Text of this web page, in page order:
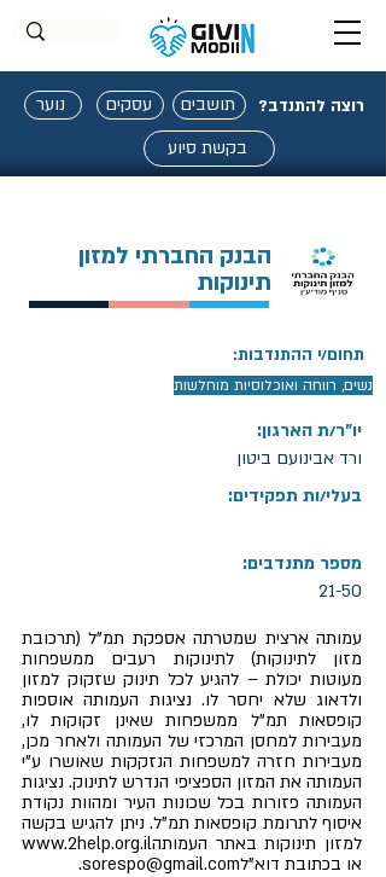
נוער עסקים תושבים רוצה להתנדב?
בקשת סיוע
הבנק החברתי למזון
תינוקות
תחום/י ההתנדבות:
נשים, רווחה ואוכלוסיות מוחלשות
יו"ר/ת הארגון:
ורד אבינועם ביטון
בעלי/ות תפקידים:
מספר מתנדבים:
21-50
עמותה ארצית שמטרתה אספקת תמ"ל (תרכובת
מזון לתינוקות) לתינוקות רעבים ממשפחות
מעוטות יכולת – להגיע לכל תינוק שזקוק למזון
ולדאוג שלא יחסר לו. נציגות העמותה אוספות
קופסאות תמ"ל ממשפחות שאינן זקוקות לו,
מעבירות למחסן המרכזי של העמותה ולאחר מכן,
מעבירות חזרה למשפחות הנזקקות שאושרו ע"י
העמותה את המזון הספציפי הנדרש לתינוק. נציגות
העמותה פזורות בכל שכונות העיר ומהוות נקודת
איסוף לתרומת קופסאות תמ"ל. ניתן להגיש בקשה
למזון תינוקות באתר העמותהwww.2help.org.il
או בכתובת דוא"לsorespo@gmail.com
.